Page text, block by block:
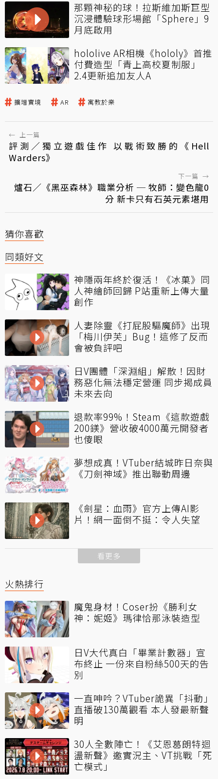
那顆神秘的球！拉斯維加斯巨型
沉浸體驗球形場館「Sphere」9
月底啟用
hololive AR相機《hololy》首推
付費造型「青上高校夏制服」
2.4更新追加友人A
擴增實境 AR 寓教於樂
← 上一篇
評測／獨立遊戲佳作 以戰術致勝的《Hell
Warders》
下一篇 →
爐石／《黑巫森林》職業分析 ─ 牧師：變色龍0
分 新卡只有石英元素堪用
猜你喜歡
同類好文
神隱兩年終於復活！《冰菓》同
人神繪師回歸 P站重新上傳大量
創作
人妻除靈《打屁股驅魔師》出現
「梅川伊芙」Bug！這修了反而
會被負評吧
日V團體「深淵組」解散！因財
務惡化無法穩定營運 同步揭成員
未來去向
退款率99%！Steam《這款遊戲
200鎂》營收破4000萬元開發者
也傻眼
夢想成真！VTuber結城昨日奈與
《刀劍神域》推出聯動周邊
《劍星：血雨》官方上傳AI影
片！網一面倒不挺：令人失望
看更多
火熱排行
魔鬼身材！Coser扮《勝利女
神：妮姬》瑪律恰那泳裝造型
日V大代真白「畢業計數器」宣
布終止 一份來自粉絲500天的告
別
一直呻吟？VTuber詭異「抖動」
直播破130萬觀看 本人發最新聲
明
30人全數陣亡！《艾恩葛朗特迴
盪新聲》邀實況主、VT挑戰「死
亡模式」